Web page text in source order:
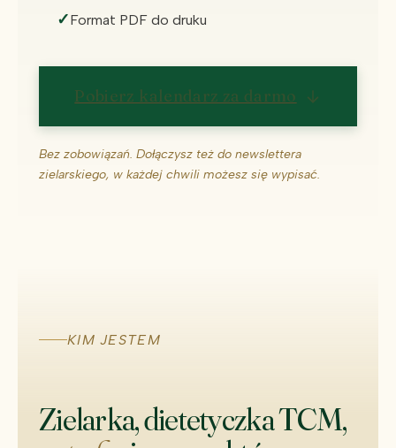
Format PDF do druku
Pobierz kalendarz za darmo
Bez zobowiązań. Dołączysz też do newslettera
zielarskiego, w każdej chwili możesz się wypisać.
KIM JESTEM
Zielarka, dietetyczka TCM,